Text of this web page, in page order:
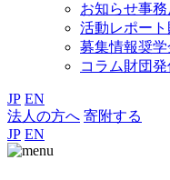
お知らせ事
活動レポート
募集情報奨学
コラム財団
JP EN
法人の方へ 寄附する
JP EN